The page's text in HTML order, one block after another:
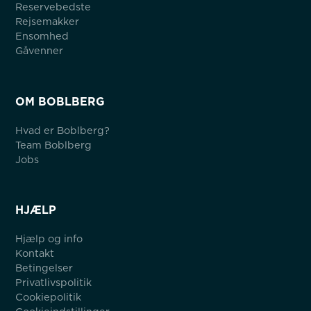
Reservebedste
Rejsemakker
Ensomhed
Gåvenner
OM BOBLBERG
Hvad er Boblberg?
Team Boblberg
Jobs
HJÆLP
Hjælp og info
Kontakt
Betingelser
Privatlivspolitik
Cookiepolitik